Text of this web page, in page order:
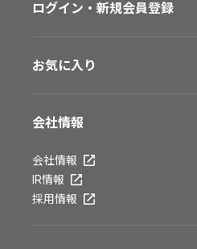
ログイン・新規会員登録
お気に入り
会社情報
会社情報
IR情報
採用情報